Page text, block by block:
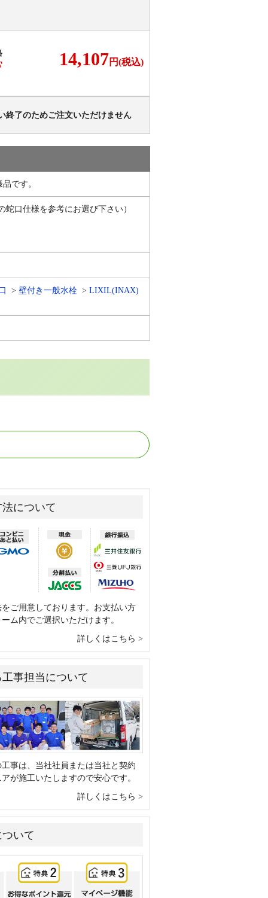
14,107円(税込)
終了のためご注文いただけません
です。
口仕様を参考にお選び下さい）
壁付き一般水栓 LIXIL(INAX)
について
ご用意しております。お支払い方
ム内でご選択いただけます。
詳しくはこちら
事担当について
事は、当社社員または当社と契約
が施工いたしますので安心です。
詳しくはこちら
いて